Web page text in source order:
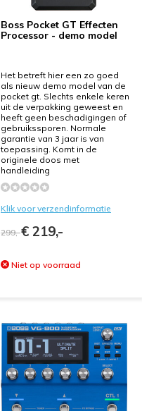
Boss Pocket GT Effecten
Processor - demo model
Het betreft hier een zo goed
als nieuw demo model van de
pocket gt. Slechts enkele keren
uit de verpakking geweest en
heeft geen beschadigingen of
gebruikssporen. Normale
garantie van 3 jaar is van
toepassing. Komt in de
originele doos met
handleiding
Klik voor verzendinformatie
299,-€ 219,-
Niet op voorraad